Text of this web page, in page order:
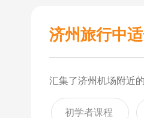
济州旅行中
汇集了济州机场附近
初学者课程